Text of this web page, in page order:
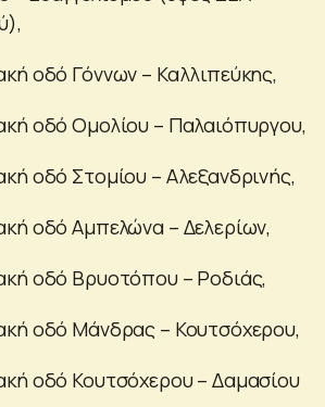
οδό Γόννων – Καλλιπεύκης,
οδό Ομολίου – Παλαιόπυργου,
οδό Στομίου – Αλεξανδρινής,
οδό Αμπελώνα – Δελερίων,
οδό Βρυοτόπου – Ροδιάς,
οδό Μάνδρας – Κουτσόχερου,
οδό Κουτσόχερου – Δαμασίου